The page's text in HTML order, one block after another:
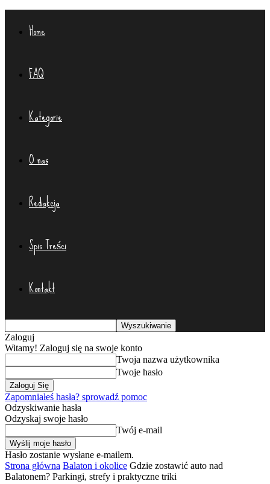
Home
FAQ
Kategorie
O nas
Redakcja
Spis Treści
Kontakt
Zaloguj
Witamy! Zaloguj się na swoje konto
Twoja nazwa użytkownika
Twoje hasło
Zapomniałeś hasła? sprowadź pomoc
Odzyskiwanie hasła
Odzyskaj swoje hasło
Twój e-mail
Hasło zostanie wysłane e-mailem.
Strona główna Balaton i okolice Gdzie zostawić auto nad
Balatonem? Parkingi, strefy i praktyczne triki